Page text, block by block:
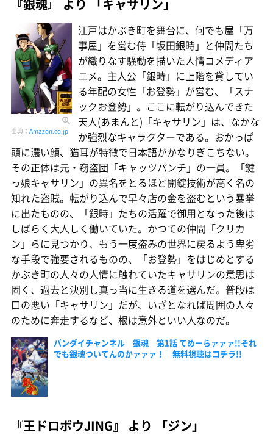
『銀魂』 より 「キャサリン」
出典： Amazon.co.jp
江戸はかぶき町を舞台に、何でも屋「万
事屋」を営む侍「坂田銀時」と仲間たち
が織りなす騒動を描いた人情コメディア
ニメ。主人公「銀時」に上階を貸してい
る年配の女性「お登勢」が営む、「スナ
ックお登勢」。ここに転がり込んできた
天人(あまんと)「キャサリン」は、なかな
か強烈なキャラクターである。おかっぱ
頭に濃い顔、猫耳が特徴で日本語がかなりぎこちない。
その正体は元・窃盗団「キャッツパンチ」の一員。「鍵
っ娘キャサリン」の異名をとるほど開錠技術が高く名の
知れた盗賊。転がり込んで早々店の金を盗むという暴挙
に出たものの、「銀時」たちの活躍で御用となった後は
しばらく大人しく働いていた。かつての仲間「クリカ
ン」らに見つかり、もう一度盗みの世界に戻るよう卑劣
な手段で強要されるものの、「お登勢」をはじめとする
かぶき町の人々の人情に触れていたキャサリンの意思は
固く、過去と決別し真っ当に生きる道を選んだ。普段は
口の悪い「キャサリン」だが、いざとなれば周囲の人々
のために奔走するなど、根は意外といい人なのだ。
バンダイチャンネル 銀魂 第1話 てめーらァァァ!!それ
でも銀魂ついてんのかァァァ！ 無料視聴はコチラ!!
『王ドロボウJING』 より 「ジン」